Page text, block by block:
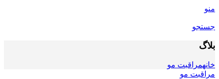
منو
جستجو
بلاگ
خانهمراقبت مو
مراقبت مو